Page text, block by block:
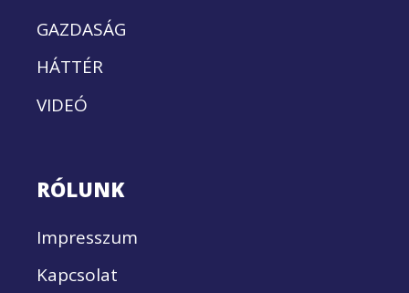
GAZDASÁG
HÁTTÉR
VIDEÓ
RÓLUNK
Impresszum
Kapcsolat